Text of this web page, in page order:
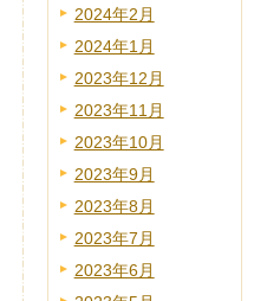
2024年2月
2024年1月
2023年12月
2023年11月
2023年10月
2023年9月
2023年8月
2023年7月
2023年6月